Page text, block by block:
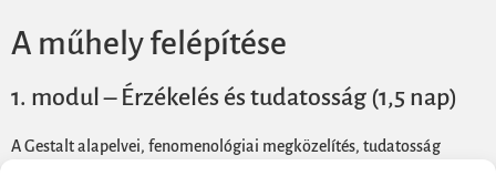
A műhely felépítése
1. modul – Érzékelés és tudatosság (1,5 nap)
A Gestalt alapelvei, fenomenológiai megközelítés, tudatosság